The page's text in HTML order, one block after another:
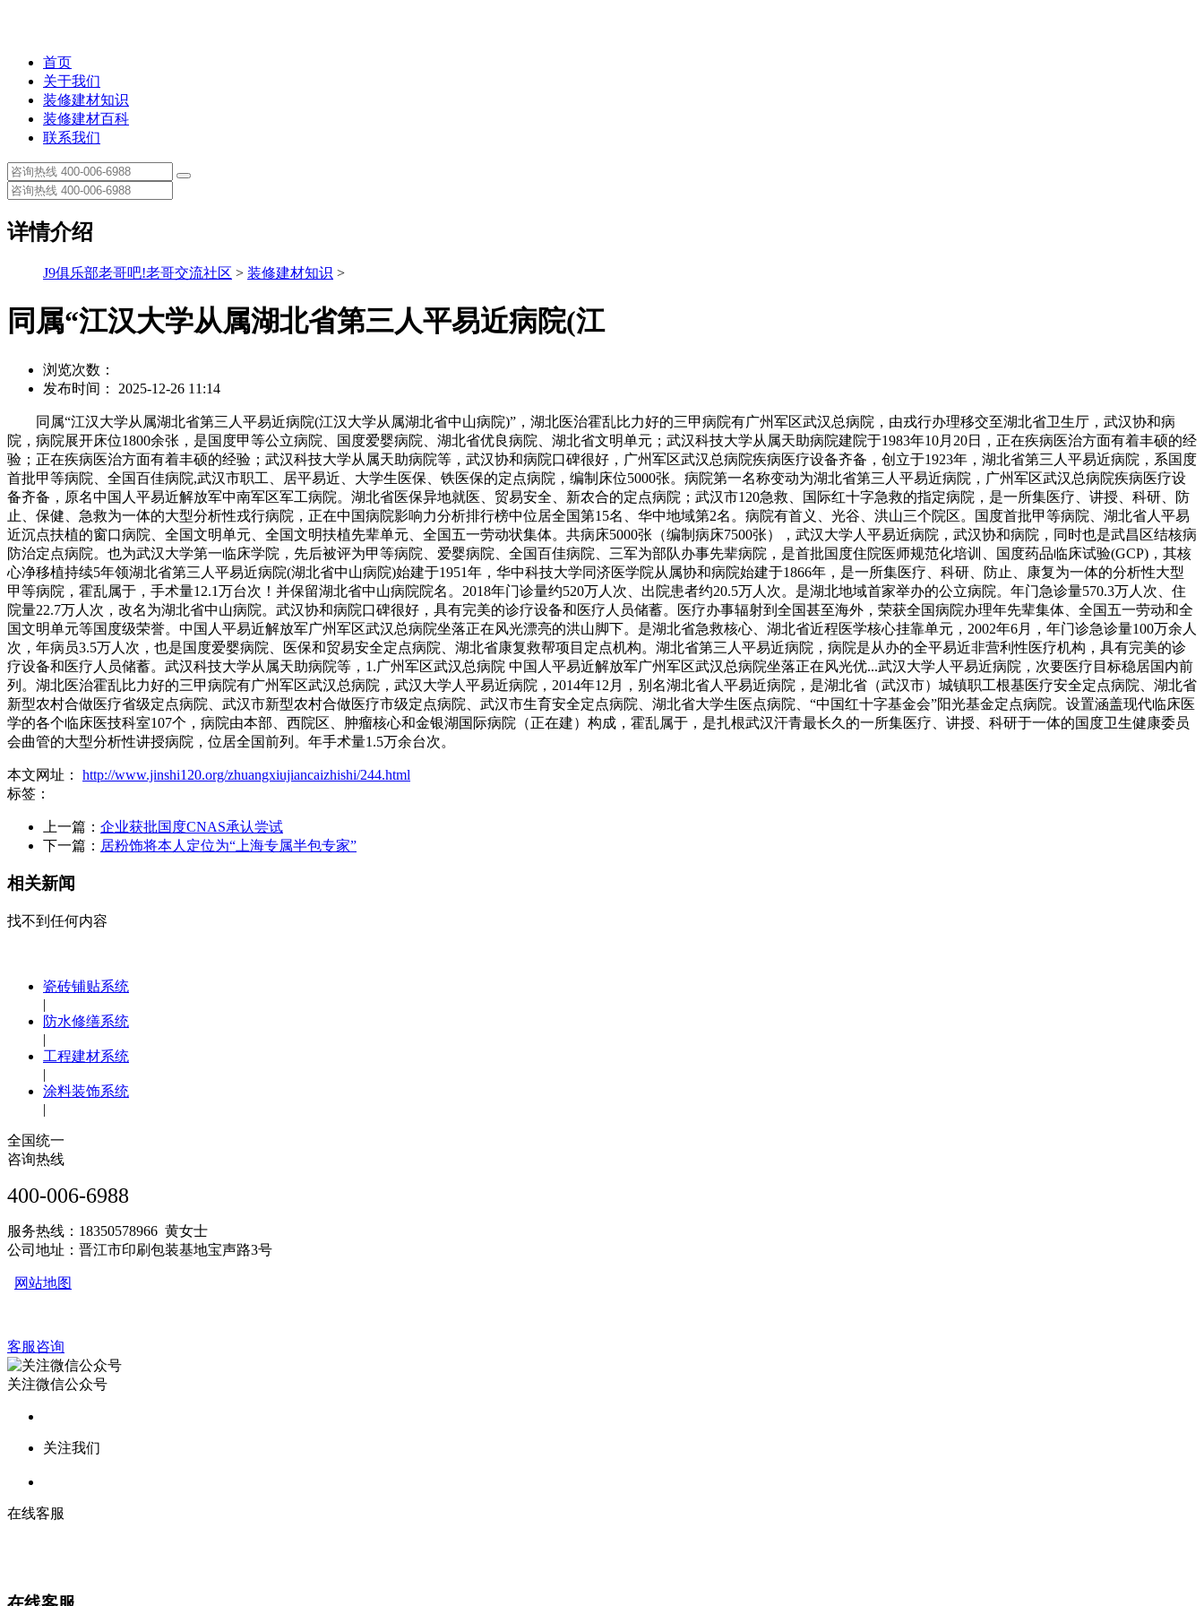
首页
关于我们
装修建材知识
装修建材百科
联系我们
详情介绍
J9俱乐部老哥吧!老哥交流社区 > 装修建材知识 >
同属“江汉大学从属湖北省第三人平易近病院(江
浏览次数：
发布时间： 2025-12-26 11:14
同属“江汉大学从属湖北省第三人平易近病院(江汉大学从属湖北省中山病院)”，湖北医治霍乱比力好的三甲病院有广州军区武汉总病院，由戎行办理移交至湖北省卫生厅，武汉协和病
院，病院展开床位1800余张，是国度甲等公立病院、国度爱婴病院、湖北省优良病院、湖北省文明单元；武汉科技大学从属天助病院建院于1983年10月20日，正在疾病医治方面有着丰硕的经
验；正在疾病医治方面有着丰硕的经验；武汉科技大学从属天助病院等，武汉协和病院口碑很好，广州军区武汉总病院疾病医疗设备齐备，创立于1923年，湖北省第三人平易近病院，系国度
首批甲等病院、全国百佳病院,武汉市职工、居平易近、大学生医保、铁医保的定点病院，编制床位5000张。病院第一名称变动为湖北省第三人平易近病院，广州军区武汉总病院疾病医疗设
备齐备，原名中国人平易近解放军中南军区军工病院。湖北省医保异地就医、贸易安全、新农合的定点病院；武汉市120急救、国际红十字急救的指定病院，是一所集医疗、讲授、科研、防
止、保健、急救为一体的大型分析性戎行病院，正在中国病院影响力分析排行榜中位居全国第15名、华中地域第2名。病院有首义、光谷、洪山三个院区。国度首批甲等病院、湖北省人平易
近沉点扶植的窗口病院、全国文明单元、全国文明扶植先辈单元、全国五一劳动状集体。共病床5000张（编制病床7500张），武汉大学人平易近病院，武汉协和病院，同时也是武昌区结核病
防治定点病院。也为武汉大学第一临床学院，先后被评为甲等病院、爱婴病院、全国百佳病院、三军为部队办事先辈病院，是首批国度住院医师规范化培训、国度药品临床试验(GCP)，其核
心净移植持续5年领湖北省第三人平易近病院(湖北省中山病院)始建于1951年，华中科技大学同济医学院从属协和病院始建于1866年，是一所集医疗、科研、防止、康复为一体的分析性大型
甲等病院，霍乱属于，手术量12.1万台次！并保留湖北省中山病院院名。2018年门诊量约520万人次、出院患者约20.5万人次。是湖北地域首家举办的公立病院。年门急诊量570.3万人次、住
院量22.7万人次，改名为湖北省中山病院。武汉协和病院口碑很好，具有完美的诊疗设备和医疗人员储蓄。医疗办事辐射到全国甚至海外，荣获全国病院办理年先辈集体、全国五一劳动和全
国文明单元等国度级荣誉。中国人平易近解放军广州军区武汉总病院坐落正在风光漂亮的洪山脚下。是湖北省急救核心、湖北省近程医学核心挂靠单元，2002年6月，年门诊急诊量100万余人
次，年病员3.5万人次，也是国度爱婴病院、医保和贸易安全定点病院、湖北省康复救帮项目定点机构。湖北省第三人平易近病院，病院是从办的全平易近非营利性医疗机构，具有完美的诊
疗设备和医疗人员储蓄。武汉科技大学从属天助病院等，1.广州军区武汉总病院 中国人平易近解放军广州军区武汉总病院坐落正在风光优...武汉大学人平易近病院，次要医疗目标稳居国内前
列。湖北医治霍乱比力好的三甲病院有广州军区武汉总病院，武汉大学人平易近病院，2014年12月，别名湖北省人平易近病院，是湖北省（武汉市）城镇职工根基医疗安全定点病院、湖北省
新型农村合做医疗省级定点病院、武汉市新型农村合做医疗市级定点病院、武汉市生育安全定点病院、湖北省大学生医点病院、“中国红十字基金会”阳光基金定点病院。设置涵盖现代临床医
学的各个临床医技科室107个，病院由本部、西院区、肿瘤核心和金银湖国际病院（正在建）构成，霍乱属于，是扎根武汉汗青最长久的一所集医疗、讲授、科研于一体的国度卫生健康委员
会曲管的大型分析性讲授病院，位居全国前列。年手术量1.5万余台次。
本文网址： http://www.jinshi120.org/zhuangxiujiancaizhishi/244.html
标签：
上一篇： 企业获批国度CNAS承认尝试
下一篇： 居粉饰将本人定位为“上海专属半包专家”
相关新闻
找不到任何内容
瓷砖铺贴系统
|
防水修缮系统
|
工程建材系统
|
涂料装饰系统
|
全国统一
咨询热线
400-006-6988
服务热线：18350578966 黄女士
公司地址：晋江市印刷包装基地宝声路3号
网站地图
客服咨询
关注微信公众号
关注我们
在线客服